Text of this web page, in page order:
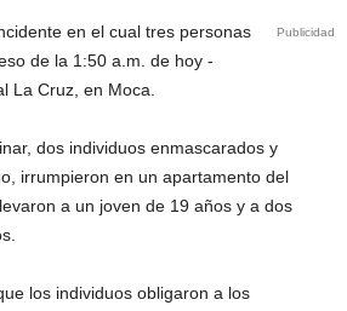
Publicidad
en el cual tres personas
de la 1:50 a.m. de hoy -
La Cruz, en Moca.
dos individuos enmascarados y
irrumpieron en un apartamento del
a un joven de 19 años y a dos
los individuos obligaron a los